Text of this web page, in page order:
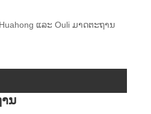
ແລະ Ouli ມາດຕະຖານ
ນ